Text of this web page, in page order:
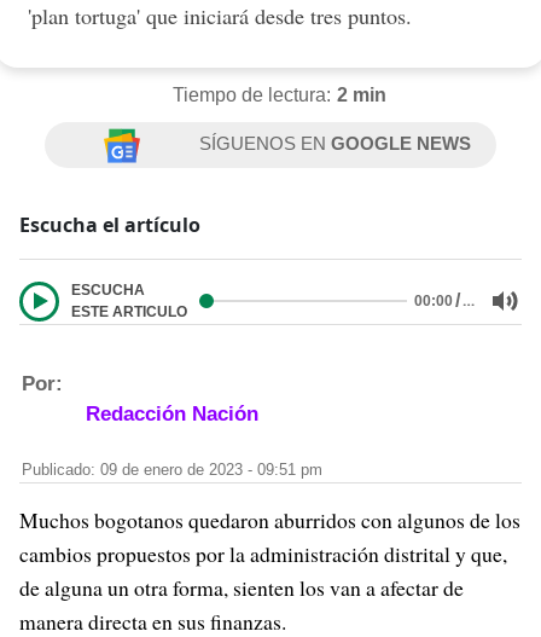
'plan tortuga' que iniciará desde tres puntos.
Tiempo de lectura: 2 min
SÍGUENOS ENGOOGLE NEWS
Escucha el artículo
ESCUCHA
ESTE ARTICULO
00:00/…
Por:
Redacción Nación
Publicado: 09 de enero de 2023 - 09:51 pm
Muchos bogotanos quedaron aburridos con algunos de los
cambios propuestos por la administración distrital y que,
de alguna un otra forma, sienten los van a afectar de
manera directa en sus finanzas.